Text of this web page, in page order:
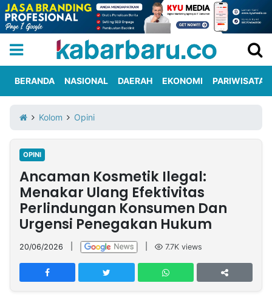
Iklan
Berita
Kami
Nasional
International
Olahraga
Entertainment
Daerah
Pariwisata
Kuliner
Kolom
Network
PT
TREETAN
MULTIMEDIA
INDONESIA
BERANDA NASIONAL DAERAH EKONOMI PARIWISATA
Kolom Opini
OPINI
Ancaman Kosmetik Ilegal:
Menakar Ulang Efektivitas
Perlindungan Konsumen Dan
Urgensi Penegakan Hukum
20/06/2026 7.7K views